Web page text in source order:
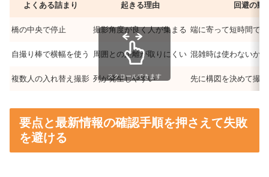
よくある詰まり 起きる理由 回避の動
橋の中央で停止 撮影角度が良く人が集まる 端に寄って短時間で
自撮り棒で横幅を使う 周囲との距離が取りにくい 混雑時は使わないか
複数人の入れ替え撮影 列が発生しやすい 先に構図を決めて撮
スクロールできます
要点と最新情報の確認手順を押さえて失敗
を避ける